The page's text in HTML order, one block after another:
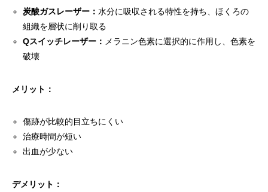
炭酸ガスレーザー：水分に吸収される特性を持ち、ほくろの
組織を層状に削り取る
Qスイッチレーザー： メラニン色素に選択的に作用し、色素を
破壊
メリット：
傷跡が比較的目立ちにくい
治療時間が短い
出血が少ない
デメリット：